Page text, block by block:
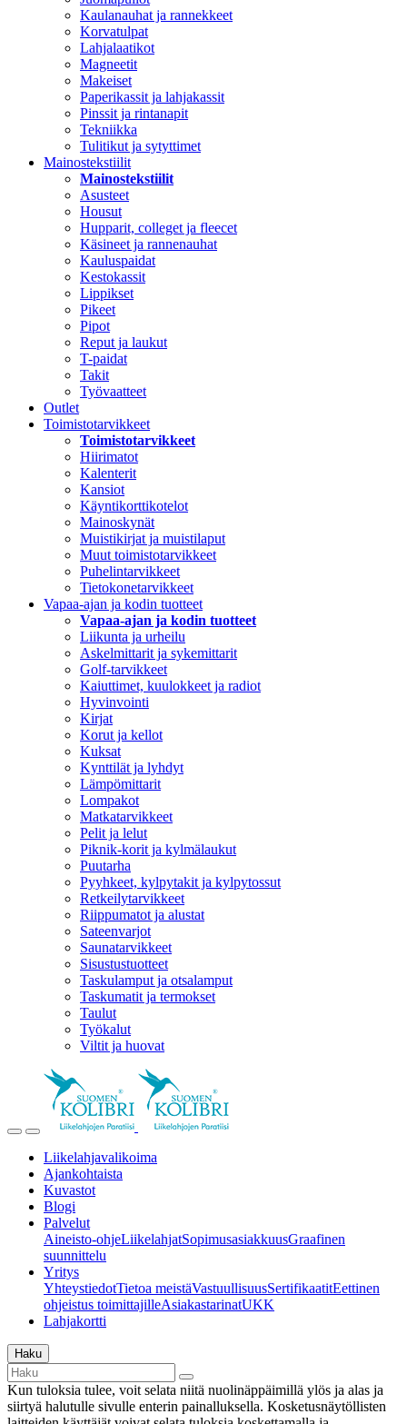
Kaulanauhat ja rannekkeet
Korvatulpat
Lahjalaatikot
Magneetit
Makeiset
Paperikassit ja lahjakassit
Pinssit ja rintanapit
Tekniikka
Tulitikut ja sytyttimet
Mainostekstiilit
Mainostekstiilit
Asusteet
Housut
Hupparit, colleget ja fleecet
Käsineet ja rannenauhat
Kauluspaidat
Kestokassit
Lippikset
Pikeet
Pipot
Reput ja laukut
T-paidat
Takit
Työvaatteet
Outlet
Toimistotarvikkeet
Toimistotarvikkeet
Hiirimatot
Kalenterit
Kansiot
Käyntikorttikotelot
Mainoskynät
Muistikirjat ja muistilaput
Muut toimistotarvikkeet
Puhelintarvikkeet
Tietokonetarvikkeet
Vapaa-ajan ja kodin tuotteet
Vapaa-ajan ja kodin tuotteet
Liikunta ja urheilu
Askelmittarit ja sykemittarit
Golf-tarvikkeet
Kaiuttimet, kuulokkeet ja radiot
Hyvinvointi
Kirjat
Korut ja kellot
Kuksat
Kynttilät ja lyhdyt
Lämpömittarit
Lompakot
Matkatarvikkeet
Pelit ja lelut
Piknik-korit ja kylmälaukut
Puutarha
Pyyhkeet, kylpytakit ja kylpytossut
Retkeilytarvikkeet
Riippumatot ja alustat
Sateenvarjot
Saunatarvikkeet
Sisustustuotteet
Taskulamput ja otsalamput
Taskumatit ja termokset
Taulut
Työkalut
Viltit ja huovat
Liikelahjavalikoima
Ajankohtaista
Kuvastot
Blogi
Palvelut
Aineisto-ohjeLiikelahjatSopimusasiakkuusGraafinen
suunnittelu
Yritys
YhteystiedotTietoa meistäVastuullisuusSertifikaatitEettinen
ohjeistus toimittajilleAsiakastarinatUKK
Lahjakortti
Haku
Kun tuloksia tulee, voit selata niitä nuolinäppäimillä ylös ja alas ja
siirtyä halutulle sivulle enterin painalluksella. Kosketusnäytöllisten